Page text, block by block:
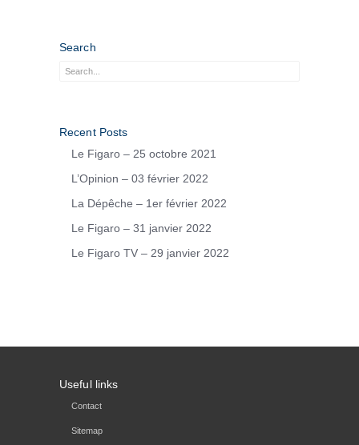
Search
Recent Posts
Le Figaro – 25 octobre 2021
L’Opinion – 03 février 2022
La Dépêche – 1er février 2022
Le Figaro – 31 janvier 2022
Le Figaro TV – 29 janvier 2022
Useful links
Contact
Sitemap